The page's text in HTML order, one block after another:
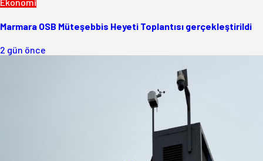
Ekonomi
Marmara OSB Müteşebbis Heyeti Toplantısı gerçekleştirildi
2 gün önce